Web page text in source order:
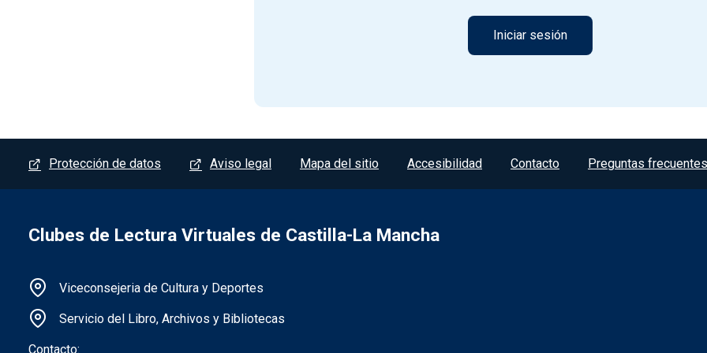
Menú del pie
Protección de datos Aviso legal Mapa del sitio Accesibilidad Contacto Preguntas frecuentes
Clubes de Lectura Virtuales de Castilla-La Mancha
Información de la institución
Viceconsejeria de Cultura y Deportes
Servicio del Libro, Archivos y Bibliotecas
Contacto: